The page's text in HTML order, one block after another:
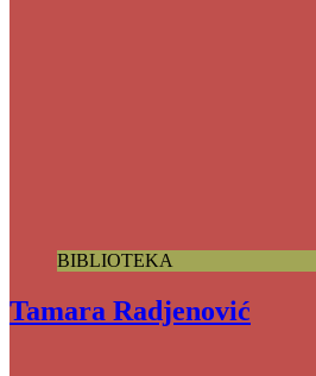
BIBLIOTEKA
Tamara Radjenović